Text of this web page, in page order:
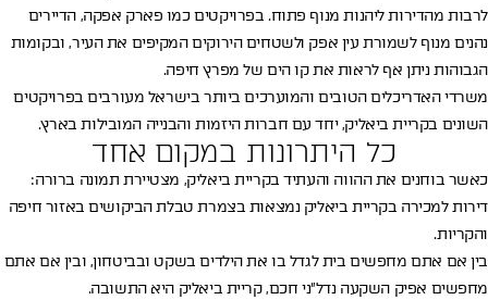
לרבות מהדירות ליהנות מנוף פתוח. בפרויקטים כמו פארק אפקה, הדיירים
נהנים מנוף לשמורת עין אפק ולשטחים הירוקים המקיפים את העיר, ובקומות
הגבוהות ניתן אף לראות את קו הים של מפרץ חיפה.
משרדי האדריכלים הטובים והמוערכים ביותר בישראל מעורבים בפרויקטים
השונים בקריית ביאליק, יחד עם חברות היזמות והבנייה המובילות בארץ.
כל היתרונות במקום אחד
כאשר בוחנים את ההווה והעתיד בקריית ביאליק, מצטיירת תמונה ברורה:
דירות למכירה בקריית ביאליק נמצאות בצמרת טבלת הביקושים באזור חיפה
והקריות.
בין אם אתם מחפשים בית לגדל בו את הילדים בשקט ובביטחון, ובין אם אתם
מחפשים אפיק השקעה נדל״ני חכם, קריית ביאליק היא התשובה.